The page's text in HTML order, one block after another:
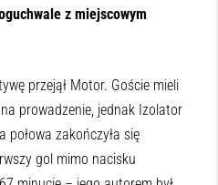
z miejscowym
przejął Motor. Goście mieli
prowadzenie, jednak Izolator
połowa zakończyła się
gol mimo nacisku